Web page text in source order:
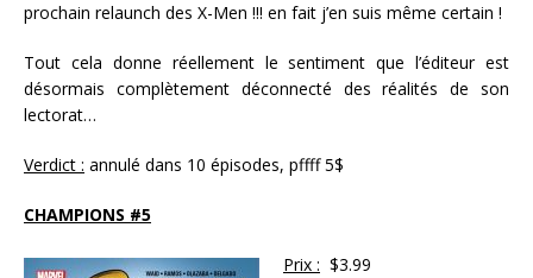
prochain relaunch des X-Men !!! en fait j’en suis même certain !
Tout cela donne réellement le sentiment que l’éditeur est
désormais complètement déconnecté des réalités de son
lectorat…
Verdict : annulé dans 10 épisodes, pffff 5$
CHAMPIONS #5
Prix : $3.99